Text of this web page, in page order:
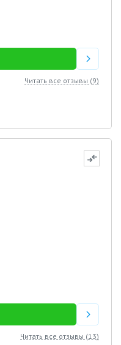
Читать все отзывы (9)
Читать все отзывы (13)